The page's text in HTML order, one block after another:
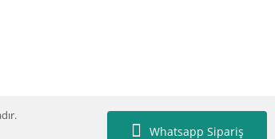
Whatsapp Sipariş